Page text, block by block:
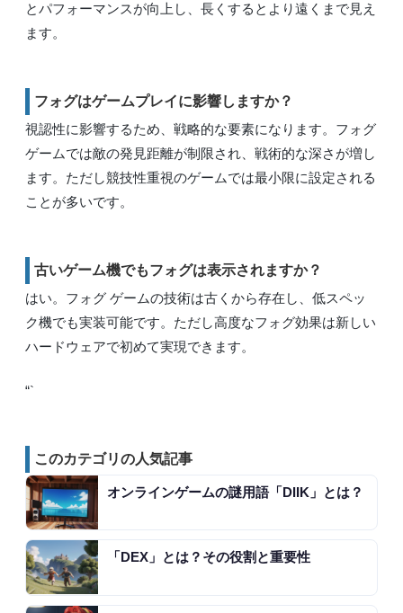
とパフォーマンスが向上し、長くするとより遠くまで見え
ます。
フォグはゲームプレイに影響しますか？
視認性に影響するため、戦略的な要素になります。フォグ
ゲームでは敵の発見距離が制限され、戦術的な深さが増し
ます。ただし競技性重視のゲームでは最小限に設定される
ことが多いです。
古いゲーム機でもフォグは表示されますか？
はい。フォグ ゲームの技術は古くから存在し、低スペッ
ク機でも実装可能です。ただし高度なフォグ効果は新しい
ハードウェアで初めて実現できます。
“`
このカテゴリの人気記事
オンラインゲームの謎用語「DIIK」とは？
「DEX」とは？その役割と重要性